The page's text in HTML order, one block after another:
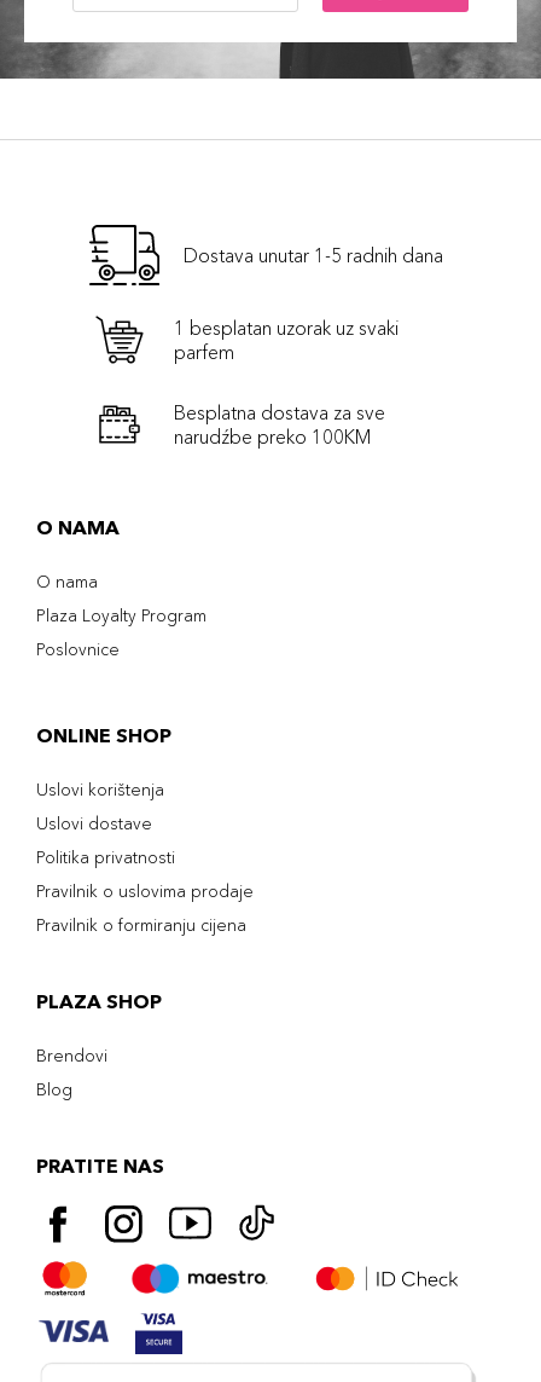
Dostava unutar 1-5 radnih dana
1 besplatan uzorak uz svaki
parfem
Besplatna dostava za sve
narudźbe preko 100KM
O NAMA
O nama
Plaza Loyalty Program
Poslovnice
ONLINE SHOP
Uslovi korištenja
Uslovi dostave
Politika privatnosti
Pravilnik o uslovima prodaje
Pravilnik o formiranju cijena
PLAZA SHOP
Brendovi
Blog
PRATITE NAS